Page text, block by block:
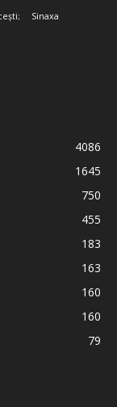
Sinaxa
4086
1645
750
455
183
163
160
160
79